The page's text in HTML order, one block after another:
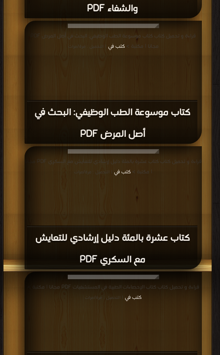
والشفاء PDF
كتاب موسوعة الطب الوظيفي: البحث في
أصل المرض PDF
مجانا | مكتبة >كتب في | التحميل : مرة/مرات
كتاب عشرة بالمئة دليل إرشادي للتعايش
مع السكري PDF
| مكتبة > كتب في | التحميل : مرة/مرات
قراءة و تحميل كتاب كتاب الإحصاءات الطبية في المستشفيات PDF مجانا | مكتبة >
كتب في
| التحميل : مرة/مرات